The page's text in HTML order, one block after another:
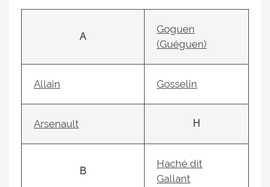
A
Goguen
(Guéguen)
Allain Gosselin
Arsenault H
B
Haché dit
Gallant